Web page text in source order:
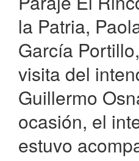
la Patria,
García
visita del
Guillermo
ocasión, el
estuvo